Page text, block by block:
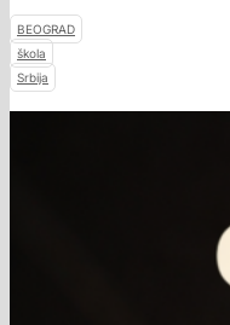
BEOGRAD
škola
Srbija